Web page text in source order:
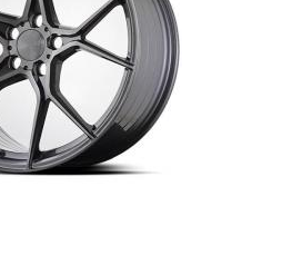
Flow Forming -
vanteista sekä vahvempia
alumiinivanteet.
ABS F18 -vanteilla.
tarjota ne